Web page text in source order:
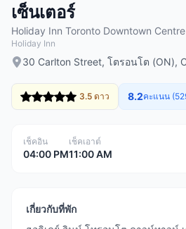
เซ็นเตอร์
Holiday Inn Toronto Downtown Centre
Holiday Inn
30 Carlton Street, โตรอนโต (ON),
3.5 ดาว 8.2คะแนน
เช็คอิน
04:00 PM
เช็คเอาต์
11:00 AM
เกี่ยวกับที่พัก